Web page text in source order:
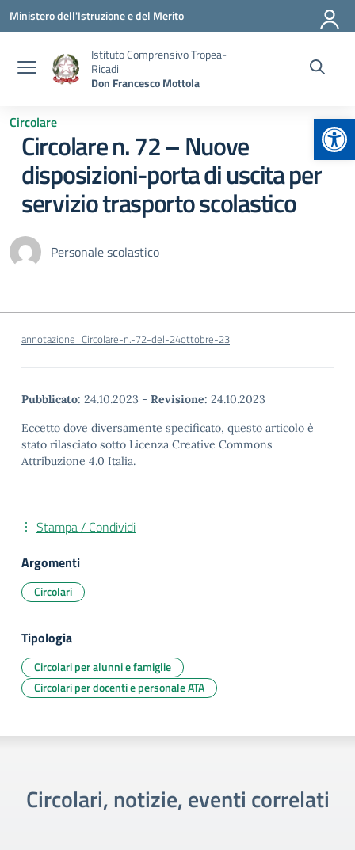
Vai ai contenuti
Vai al menu di navigazione
Vai al footer
Ministero dell'Istruzione e del Merito
Istituto Comprensivo Tropea-
Ricadi
Don Francesco Mottola
Circolare
Circolare n. 72 – Nuove
disposizioni-porta di uscita per
servizio trasporto scolastico
Personale scolastico
annotazione_Circolare-n.-72-del-24ottobre-23
Pubblicato: 24.10.2023 - Revisione: 24.10.2023
Eccetto dove diversamente specificato, questo articolo è
stato rilasciato sotto Licenza Creative Commons
Attribuzione 4.0 Italia.
Stampa / Condividi
Argomenti
Circolari
Tipologia
Circolari per alunni e famiglie
Circolari per docenti e personale ATA
Circolari, notizie, eventi correlati